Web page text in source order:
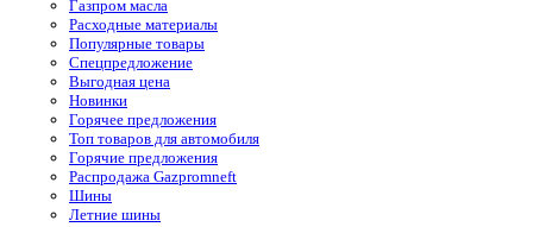
Газпром масла
Расходные материалы
Популярные товары
Спецпредложение
Выгодная цена
Новинки
Горячее предложения
Топ товаров для автомобиля
Горячие предложения
Распродажа Gazpromneft
Шины
Летние шины